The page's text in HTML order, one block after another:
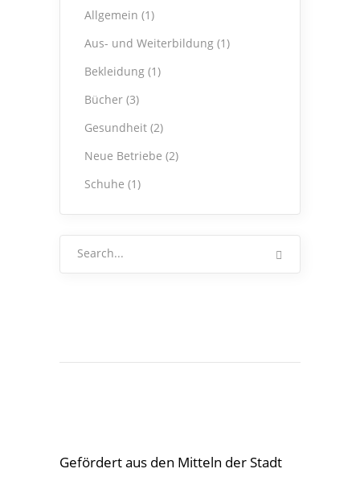
Allgemein (1)
Aus- und Weiterbildung (1)
Bekleidung (1)
Bücher (3)
Gesundheit (2)
Neue Betriebe (2)
Schuhe (1)
Gefördert aus den Mitteln der Stadt